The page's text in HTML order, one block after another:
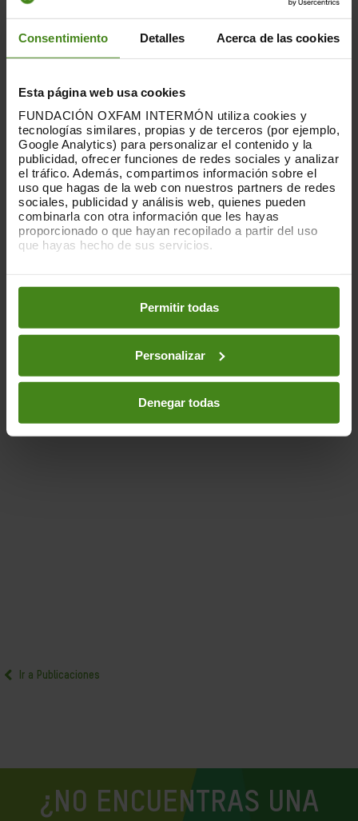
Consentimiento Detalles Acerca de las cookies
Esta página web usa cookies
FUNDACIÓN OXFAM INTERMÓN utiliza cookies y
tecnologías similares, propias y de terceros (por ejemplo,
Google Analytics) para personalizar el contenido y la
publicidad, ofrecer funciones de redes sociales y analizar
el tráfico. Además, compartimos información sobre el
uso que hagas de la web con nuestros partners de redes
sociales, publicidad y análisis web, quienes pueden
combinarla con otra información que les hayas
proporcionado o que hayan recopilado a partir del uso
que hayas hecho de sus servicios.
preferencias accediendo a nuestraPolítica de Cookieso
en los botones facilitados a continuación:
Permitir todas
Personalizar
Denegar todas
16.06.2026
Habitar la incertidumbre: vivienda,
juventud y malestar estructural
La crisis de la vivienda trasciende lo
material, impacta también en la salud
mental de quiénes la sufren. Y uno de los
colectivos más...
Desigualdad(es)
Ir a Publicaciones
¿NO ENCUENTRAS UNA